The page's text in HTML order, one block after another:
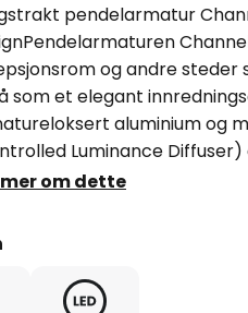
pendelarmatur
og andre
som et elegant
aluminium og
Luminance
en effektiv, skyggefri og
opplyst.
avblending for
maks. 3 000 cd/m²-
mer om dette